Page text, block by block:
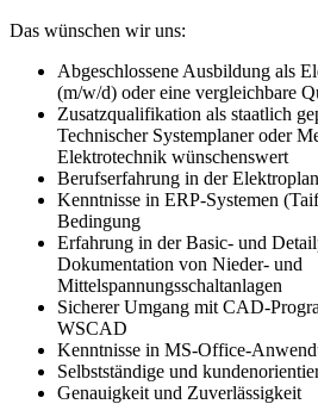
Das wünschen wir uns:
Abgeschlossene Ausbildung als
(m/w/d) oder eine vergleichbare
Zusatzqualifikation als staatlich
Technischer Systemplaner oder
Elektrotechnik wünschenswert
Berufserfahrung in der
Kenntnisse in ERP-Systemen
Bedingung
Erfahrung in der Basic- und
Dokumentation von Nieder- und
Mittelspannungsschaltanlagen
Sicherer Umgang mit CAD-
WSCAD
Kenntnisse in MS-Office-
Selbstständige und
Genauigkeit und Zuverlässigkeit